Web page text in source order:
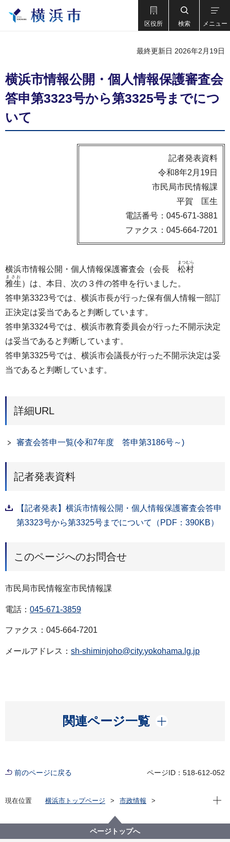
区役所 検索 メニュー
最終更新日 2026年2月19日
横浜市情報公開・個人情報保護審査会
答申第3323号から第3325号までにつ
いて
記者発表資料
令和8年2月19日
市民局市民情報課
平賀 匡生
電話番号：045-671-3881
ファクス：045-664-7201
横浜市情報公開・個人情報保護審査会（会長 松村
まつむら
雅生
まさお
）は、本日、次の３件の答申を行いました。
答申第3323号では、横浜市長が行った保有個人情報一部訂
正決定は妥当であると判断しています。
答申第3324号では、横浜市教育委員会が行った不開示決定
は妥当であると判断しています。
答申第3325号では、横浜市会議長が行った不開示決定は妥
当であると判断しています。
詳細URL
審査会答申一覧(令和7年度 答申第3186号～)
記者発表資料
【記者発表】横浜市情報公開・個人情報保護審査会答申
第3323号から第3325号までについて（PDF：390KB）
このページへのお問合せ
市民局市民情報室市民情報課
電話： 045-671-3859
ファクス：045-664-7201
メールアドレス： sh-shiminjoho@city.yokohama.lg.jp
関連ページ一覧
開く
前のページに戻る ページID：518-612-052
現在位置 横浜市トップページ
市政情報
横浜市情報公開・個人情報保護審査会答申第3323号か
ら第3325号までについて
現在
ページトップへ